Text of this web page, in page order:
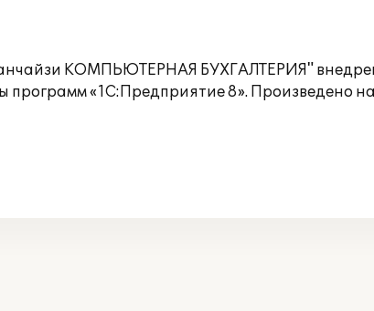
КОМПЬЮТЕРНАЯ БУХГАЛТЕРИЯ"
программ «1С:Предприятие 8». Произведено